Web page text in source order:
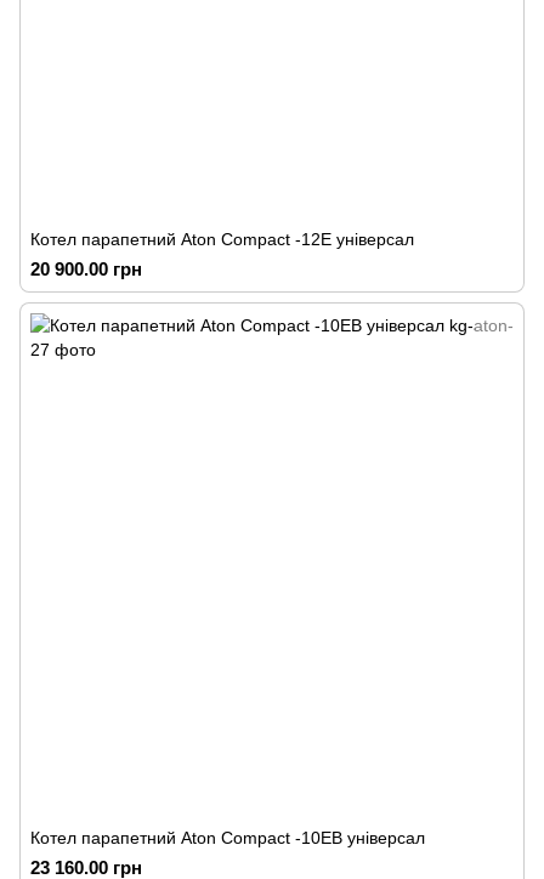
Котел парапетний Аton Compact -12Е універсал
20 900.00 грн
Котел парапетний Аton Compact -10ЕВ універсал
23 160.00 грн